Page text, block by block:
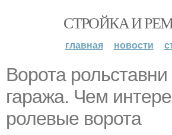
СТРОЙКА И
главная новости
Ворота
гаража. Чем
ролевые ворота